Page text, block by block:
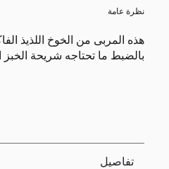
نظرة عامة
هذه المربى من الخوخ اللذيذ
بالضبط ما تحتاجه شريحة
تفاصيل